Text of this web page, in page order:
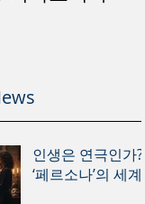
인생은 연극인가?
‘페르소나’의 세계